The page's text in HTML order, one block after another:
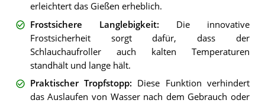
erleichtert das Gießen erheblich.
Frostsichere Langlebigkeit: Die innovative
Frostsicherheit sorgt dafür, dass der
Schlauchaufroller auch kalten Temperaturen
standhält und lange hält.
Praktischer Tropfstopp: Diese Funktion verhindert
das Auslaufen von Wasser nach dem Gebrauch oder